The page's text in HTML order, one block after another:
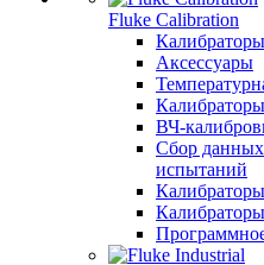
Fluke Calibration
Аксессуары
ВЧ-
Сбор данных
испытаний